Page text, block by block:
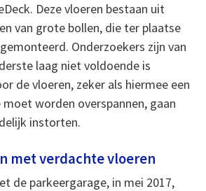
Deze vloeren bestaan uit
van grote bollen, die ter plaatse
Onderzoekers zijn van
laag niet voldoende is
de vloeren, zeker als hiermee een
worden overspannen, gaan
instorten.
met verdachte vloeren
de parkeergarage, in mei 2017,